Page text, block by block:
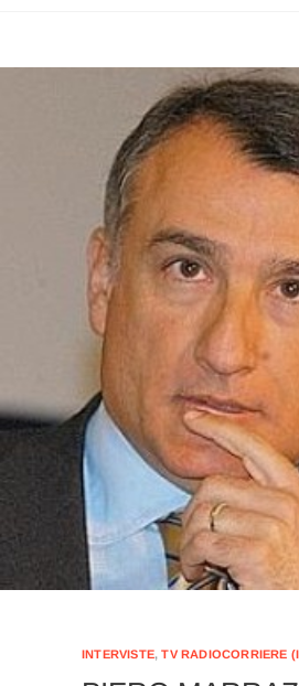
INTERVISTE,TV RADIOCORRIERE